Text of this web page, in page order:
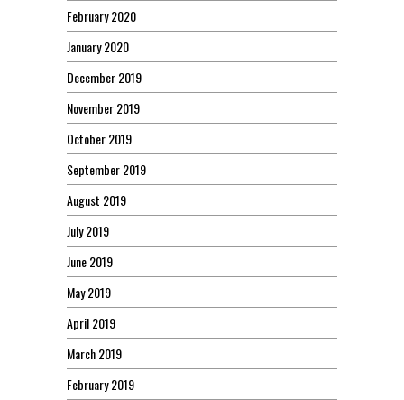
February 2020
January 2020
December 2019
November 2019
October 2019
September 2019
August 2019
July 2019
June 2019
May 2019
April 2019
March 2019
February 2019